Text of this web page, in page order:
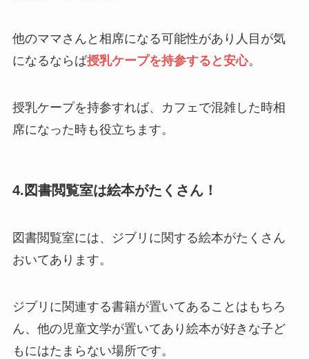
他のママさんと相席になる可能性があり人目が気
になるならば授乳ケープを持参すると安心。
授乳ケープを持参すれば、カフェで混雑した時相
席になった時も役立ちます。
4.図書閲覧室は絵本がたくさん！
図書閲覧室には、ジブリに関する絵本がたくさん
おいてあります。
ジブリに関連する書籍が置いてあることはもちろ
ん、他の児童文学が置いてあり絵本が好きな子ど
もにはたまらない場所です。